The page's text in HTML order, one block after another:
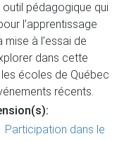
pédagogique qui
l’apprentissage
à l’essai de
dans cette
écoles de Québec
récents.
Participation dans le